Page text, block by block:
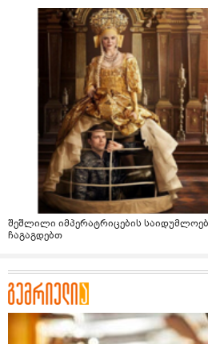
შეშლილი იმპერატრიცების
ჩაგაგდებთ